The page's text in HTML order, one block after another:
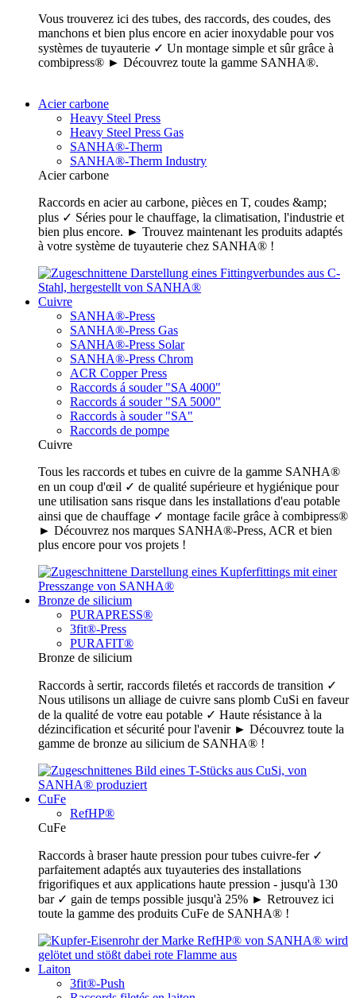
Vous trouverez ici des tubes, des raccords, des coudes, des
manchons et bien plus encore en acier inoxydable pour vos
systèmes de tuyauterie ✓ Un montage simple et sûr grâce à
combipress® ► Découvrez toute la gamme SANHA®.
Acier carbone
Heavy Steel Press
Heavy Steel Press Gas
SANHA®-Therm
SANHA®-Therm Industry
Acier carbone
Raccords en acier au carbone, pièces en T, coudes &amp;
plus ✓ Séries pour le chauffage, la climatisation, l'industrie et
bien plus encore. ► Trouvez maintenant les produits adaptés
à votre système de tuyauterie chez SANHA® !
Cuivre
SANHA®-Press
SANHA®-Press Gas
SANHA®-Press Solar
SANHA®-Press Chrom
ACR Copper Press
Raccords á souder "SA 4000"
Raccords á souder "SA 5000"
Raccords à souder "SA"
Raccords de pompe
Cuivre
Tous les raccords et tubes en cuivre de la gamme SANHA®
en un coup d'œil ✓ de qualité supérieure et hygiénique pour
une utilisation sans risque dans les installations d'eau potable
ainsi que de chauffage ✓ montage facile grâce à combipress®
► Découvrez nos marques SANHA®-Press, ACR et bien
plus encore pour vos projets !
Bronze de silicium
PURAPRESS®
3fit®-Press
PURAFIT®
Bronze de silicium
Raccords à sertir, raccords filetés et raccords de transition ✓
Nous utilisons un alliage de cuivre sans plomb CuSi en faveur
de la qualité de votre eau potable ✓ Haute résistance à la
dézincification et sécurité pour l'avenir ► Découvrez toute la
gamme de bronze au silicium de SANHA® !
CuFe
RefHP®
CuFe
Raccords à braser haute pression pour tubes cuivre-fer ✓
parfaitement adaptés aux tuyauteries des installations
frigorifiques et aux applications haute pression - jusqu'à 130
bar ✓ gain de temps possible jusqu'à 25% ► Retrouvez ici
toute la gamme des produits CuFe de SANHA® !
Laiton
3fit®-Push